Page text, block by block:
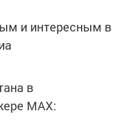
и интересным в
в
MАХ: